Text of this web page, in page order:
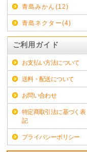
青島みかん(12)
青島ネクター(4)
ご利用ガイド
お支払い方法について
送料・配送について
お問い合わせ
特定商取引法に基づく表
記
プライバシーポリシー